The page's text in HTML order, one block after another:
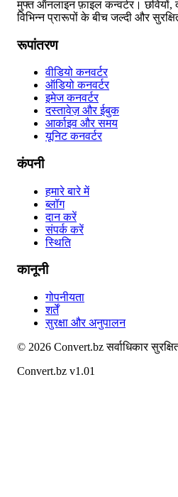
मुफ्त ऑनलाइन फ़ाइल कन्वर्टर। छवियों,
विभिन्न प्रारूपों के बीच जल्दी और
रूपांतरण
वीडियो कनवर्टर
ऑडियो कनवर्टर
इमेज कनवर्टर
दस्तावेज़ और ईबुक
आर्काइव और समय
यूनिट कनवर्टर
कंपनी
हमारे बारे में
ब्लॉग
दान करें
संपर्क करें
स्थिति
कानूनी
गोपनीयता
शर्तें
सुरक्षा और अनुपालन
© 2026 Convert.bzसर्वाधिकार
Convert.bz v1.01